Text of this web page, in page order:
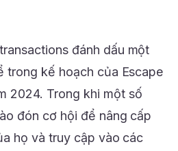
đánh dấu một
trong kế hoạch của Escape
2024. Trong khi một số
đón cơ hội để nâng cấp
họ và truy cập vào các